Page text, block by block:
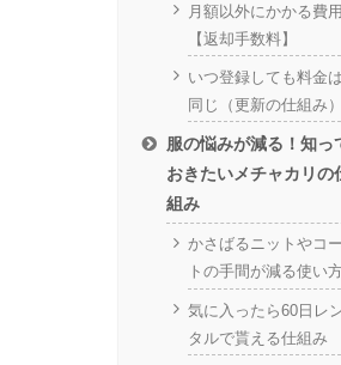
月額以外にかかる費用
【返却手数料】
いつ登録しても料金は
同じ（更新の仕組み）
服の悩みが減る！知っ
おきたいメチャカリの
組み
かさばるニットやコー
トの手間が減る使い
気に入ったら60日レ
タルで貰える仕組み